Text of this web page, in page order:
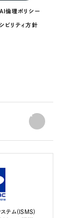
AI倫理ポリシー
ビリティ方針
テム（ISMS）